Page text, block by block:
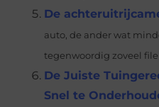
De
auto, de ander wat
tegenwoordig zoveel
De Juiste
Snel te